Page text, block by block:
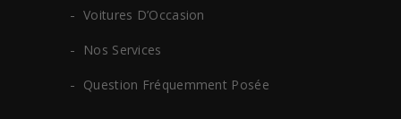
Voitures D’Occasion
Nos Services
Question Fréquemment Posée